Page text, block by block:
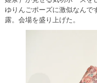
ゆりんごポーズに激似なんで
露。会場を盛り上げた。